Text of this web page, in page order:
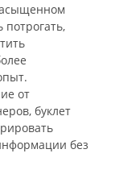
от
буклет
без